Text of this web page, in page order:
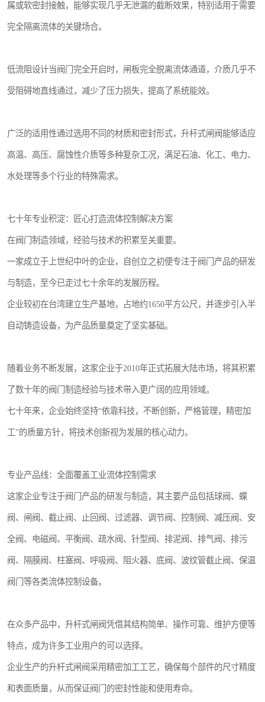
属或软密封接触，能够实现几乎无泄漏的截断效果，特别适用于需要
完全隔离流体的关键场合。
低流阻设计当阀门完全开启时，闸板完全脱离流体通道，介质几乎不
受阻碍地直线通过，减少了压力损失，提高了系统能效。
广泛的适用性通过选用不同的材质和密封形式，升杆式闸阀能够适应
高温、高压、腐蚀性介质等多种复杂工况，满足石油、化工、电力、
水处理等多个行业的特殊需求。
七十年专业积淀：匠心打造流体控制解决方案
在阀门制造领域，经验与技术的积累至关重要。
一家成立于上世纪中叶的企业，自创立之初便专注于阀门产品的研发
与制造，至今已走过七十余年的发展历程。
企业较初在台湾建立生产基地，占地约1650平方公尺，并逐步引入半
自动铸造设备，为产品质量奠定了坚实基础。
随着业务不断发展，这家企业于2010年正式拓展大陆市场，将其积累
了数十年的阀门制造经验与技术带入更广阔的应用领域。
七十年来，企业始终坚持“依靠科技，不断创新，严格管理，精密加
工”的质量方针，将技术创新视为发展的核心动力。
专业产品线：全面覆盖工业流体控制需求
这家企业专注于阀门产品的研发与制造，其主要产品包括球阀、蝶
阀、闸阀、截止阀、止回阀、过滤器、调节阀、控制阀、减压阀、安
全阀、电磁阀、平衡阀、疏水阀、针型阀、排泥阀、排气阀、排污
阀、隔膜阀、柱塞阀、呼吸阀、阻火器、底阀、波纹管截止阀、保温
阀门等各类流体控制设备。
在众多产品中，升杆式闸阀凭借其结构简单、操作可靠、维护方便等
特点，成为许多工业用户的可以选择。
企业生产的升杆式闸阀采用精密加工工艺，确保每个部件的尺寸精度
和表面质量，从而保证阀门的密封性能和使用寿命。